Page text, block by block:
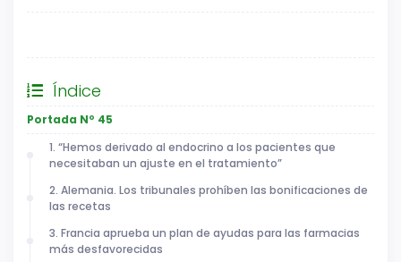
Índice
Portada Nº 45
1. “Hemos derivado al endocrino a los pacientes que
necesitaban un ajuste en el tratamiento”
2. Alemania. Los tribunales prohíben las bonificaciones de
las recetas
3. Francia aprueba un plan de ayudas para las farmacias
más desfavorecidas